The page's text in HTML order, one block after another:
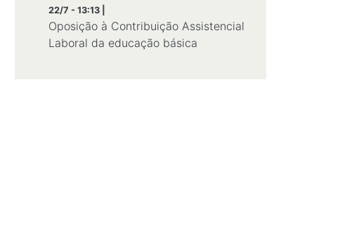
22/7 - 13:13 |
Oposição à Contribuição Assistencial
Laboral da educação básica